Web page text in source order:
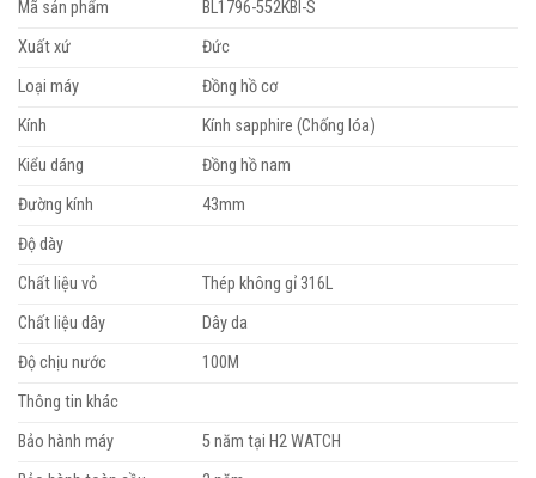
Mã sản phẩm
BL1796-552KBI-S
Xuất xứ
Đức
Loại máy
Đồng hồ cơ
Kính
Kính sapphire (Chống lóa)
Kiểu dáng
Đồng hồ nam
Đường kính
43mm
Độ dày
Chất liệu vỏ
Thép không gỉ 316L
Chất liệu dây
Dây da
Độ chịu nước
100M
Thông tin khác
Bảo hành máy
5 năm tại H2 WATCH